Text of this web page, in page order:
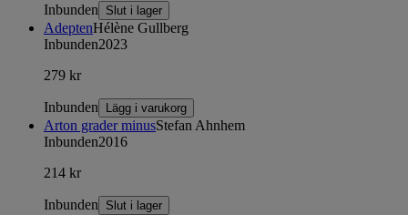
Inbunden Slut i lager
AdeptenHélène Gullberg
Inbunden2023
279 kr
Inbunden Lägg i varukorg
Arton grader minusStefan Ahnhem
Inbunden2016
214 kr
Inbunden Slut i lager